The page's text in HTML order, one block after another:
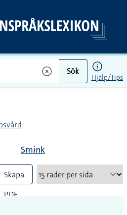
Sök
Hjälp/Tips
Smink
Skapa
PDF